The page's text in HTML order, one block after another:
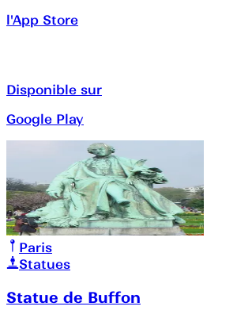
l'App Store
Disponible sur
Google Play
Paris
Statues
Statue de Buffon